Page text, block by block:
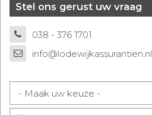
Stel ons gerust uw vraag
038 - 376 1701
info@lodewijkassurantien.nl